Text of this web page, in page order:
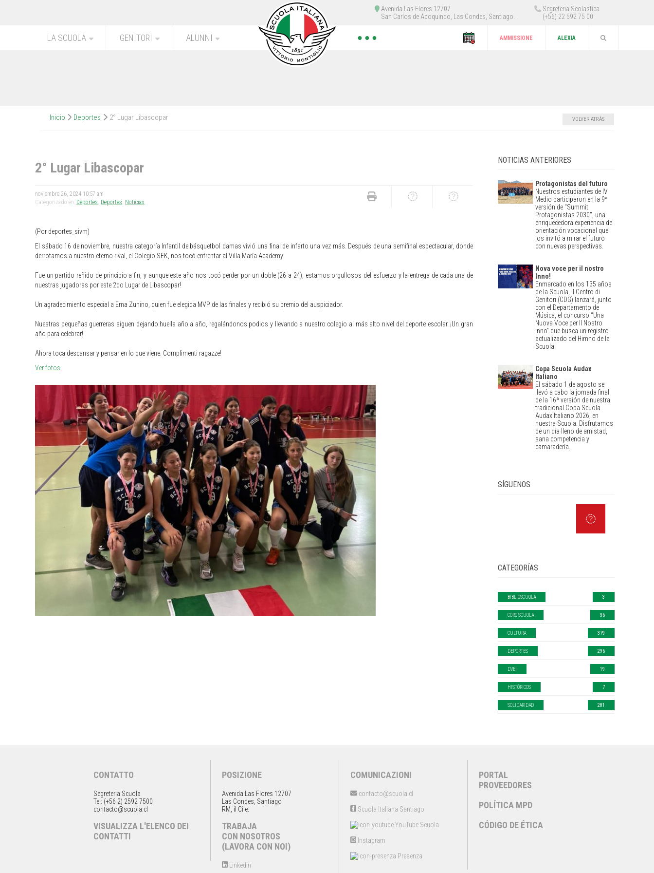
Segreteria Scolastica
(+56) 22 592 75 00
Avenida Las Flores 12707
San Carlos de Apoquindo, Las Condes, Santiago.
LA SCUOLA GENITORI ALUNNI ● ● ● ALEXIA
AMMISSIONE
Inicio Deportes 2° Lugar Libascopar VOLVER ATRÁS
2° Lugar Libascopar
noviembre 26, 2024 10:57 am
Categorizado en: Deportes Deportes Noticias
(Por deportes_sivm)
El sábado 16 de noviembre, nuestra categoría Infantil de básquetbol damas vivió una final de infarto una vez más. Después de una semifinal espectacular, donde
derrotamos a nuestro eterno rival, el Colegio SEK, nos tocó enfrentar al Villa María Academy.
Fue un partido reñido de principio a fin, y aunque este año nos tocó perder por un doble (26 a 24), estamos orgullosos del esfuerzo y la entrega de cada una de
nuestras jugadoras por este 2do Lugar de Libascopar!
Un agradecimiento especial a Ema Zunino, quien fue elegida MVP de las finales y recibió su premio del auspiciador.
Nuestras pequeñas guerreras siguen dejando huella año a año, regalándonos podios y llevando a nuestro colegio al más alto nivel del deporte escolar. ¡Un gran
año para celebrar!
Ahora toca descansar y pensar en lo que viene. Complimenti ragazze!
Ver fotos
NOTICIAS ANTERIORES
Protagonistas del futuro
Nuestros estudiantes de IV
Medio participaron en la 9ª
versión de "Summit
Protagonistas 2030", una
enriquecedora experiencia de
orientación vocacional que
los invitó a mirar el futuro
con nuevas perspectivas.
Nova voce per il nostro
Inno!
Enmarcado en los 135 años
de la Scuola, il Centro di
Genitori (CDG) lanzará, junto
con el Departamento de
Música, el concurso “Una
Nuova Voce per Il Nostro
Inno” que busca un registro
actualizado del Himno de la
Scuola.
Copa Scuola Audax
Italiano
El sábado 1 de agosto se
llevó a cabo la jornada final
de la 16ª versión de nuestra
tradicional Copa Scuola
Audax Italiano 2026, en
nuestra Scuola. Disfrutamos
de un día lleno de amistad,
sana competencia y
camaradería.
SÍGUENOS
CATEGORÍAS
BIBLIOSCUOLA 3
CORO SCUOLA 36
CULTURA 379
DEPORTES 296
DVEI 19
HISTÓRICOS 7
SOLIDARIDAD 281
CONTATTO
Segreteria Scuola
Tel: (+56 2) 2592 7500
contacto@scuola.cl
VISUALIZZA L'ELENCO DEI
CONTATTI
POSIZIONE
Avenida Las Flores 12707
Las Condes, Santiago
RM, il Cile.
TRABAJA
CON NOSOTROS
(LAVORA CON NOI)
Linkedin
COMUNICAZIONI
contacto@scuola.cl
Scuola Italiana Santiago
YouTube Scuola
Instagram
Presenza
PORTAL
PROVEEDORES
POLÍTICA MPD
CÓDIGO DE ÉTICA